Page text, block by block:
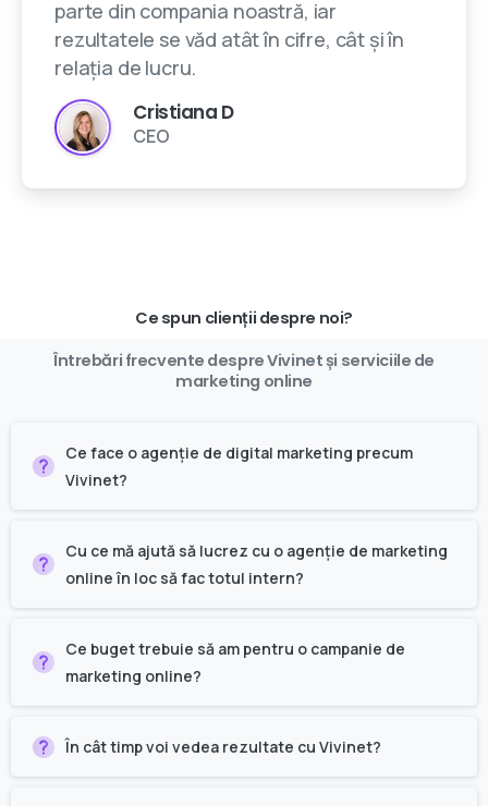
parte din compania noastră, iar
rezultatele se văd atât în cifre, cât și în
relația de lucru.
Cristiana D
CEO
Ce spun clienții despre noi?
Întrebări frecvente despreVivinetși serviciile de
marketing online
Ce face o agenție de digital marketing precum
Vivinet?
Cu ce mă ajută să lucrez cu o agenție de marketing
online în loc să fac totul intern?
Ce buget trebuie să am pentru o campanie de
marketing online?
În cât timp voi vedea rezultate cu Vivinet?